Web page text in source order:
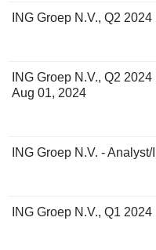
ING Groep N.V., Q2
ING Groep N.V., Q2
Aug 01, 2024
ING Groep N.V. -
ING Groep N.V., Q1